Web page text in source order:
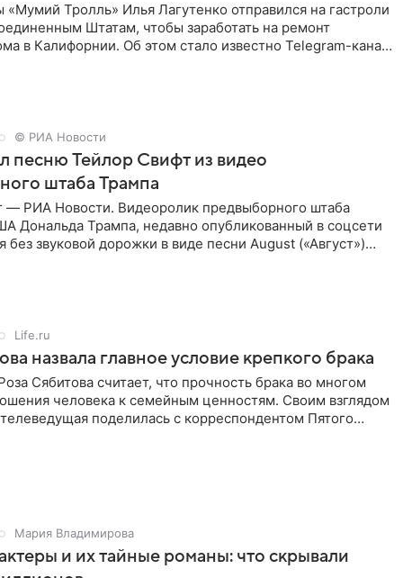
«Мумий Тролль» Илья Лагутенко отправился на гастроли
Штатам, чтобы заработать на ремонт
в Калифорнии. Об этом стало известно Telegram-каналу
© РИА Новости
песню Тейлор Свифт из видео
штаба Трампа
РИА Новости. Видеоролик предвыборного штаба
Дональда Трампа, недавно опубликованный в соцсети
без звуковой дорожки в виде песни August («Август»)
Life.ru
назвала главное условие крепкого брака
Сябитова считает, что прочность брака во многом
человека к семейным ценностям. Своим взглядом
поделилась с корреспондентом Пятого
Мария Владимирова
и их тайные романы: что скрывали